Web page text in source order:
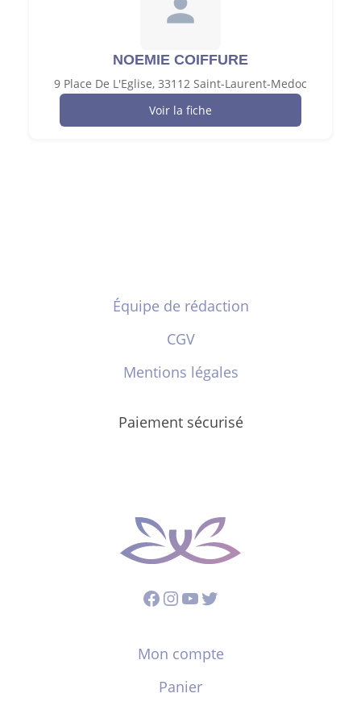
NOEMIE COIFFURE
9 Place De L'Eglise, 33112 Saint-Laurent-Medoc
Voir la fiche
Équipe de rédaction
CGV
Mentions légales
Paiement sécurisé
Facebook
Instagram
YouTube
Twitter
Mon compte
Panier